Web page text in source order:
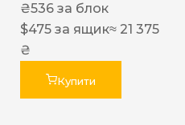
₴536 за блок
$475 за ящик≈ 21 375
₴
Купити